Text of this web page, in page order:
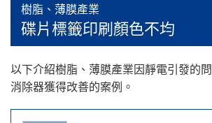
樹脂、薄膜產業
碟片標籤印刷顏色不均
以下介紹樹脂、薄膜產業因靜電引發的
消除器獲得改善的案例。